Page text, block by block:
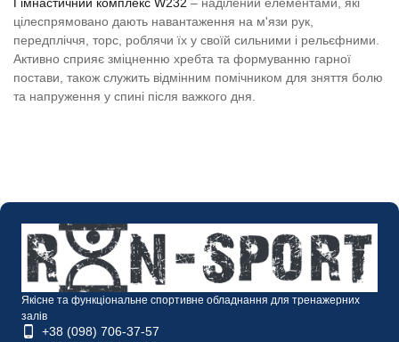
цілеспрямовано дають навантаження на м'язи рук,
передпліччя, торс, роблячи їх у своїй сильними і рельєфними.
Активно сприяє зміцненню хребта та формуванню гарної
постави, також служить відмінним помічником для зняття болю
та напруження у спині після важкого дня.
Якісне та функціональне спортивне обладнання для тренажерних
залів
+38 (098) 706-37-57